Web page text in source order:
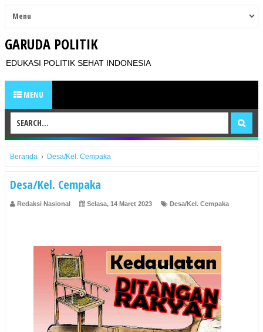
GARUDA POLITIK
EDUKASI POLITIK SEHAT INDONESIA
MENU
Beranda › Desa/Kel. Cempaka
Desa/Kel. Cempaka
Redaksi Nasional Selasa, 14 Maret 2023 Desa/Kel. Cempaka